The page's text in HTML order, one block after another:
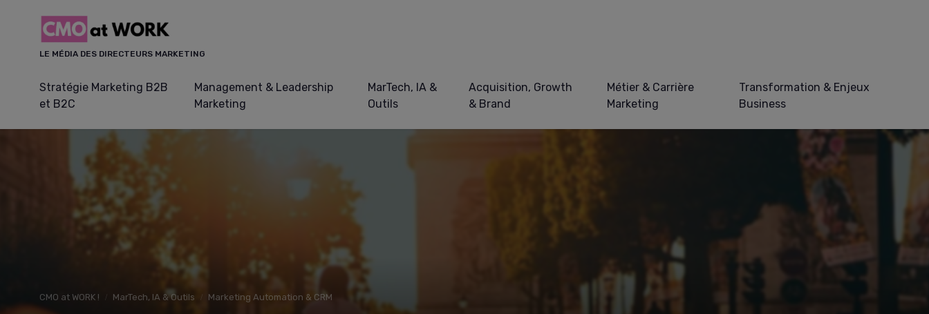
LE MÉDIA DES DIRECTEURS MARKETING
Stratégie Marketing B2B
et B2C
Management & Leadership
Marketing
MarTech, IA &
Outils
Acquisition, Growth
& Brand
Métier & Carrière
Marketing
Transformation & Enjeux
Business
CMO at WORK ! MarTech, IA & Outils Marketing Automation & CRM